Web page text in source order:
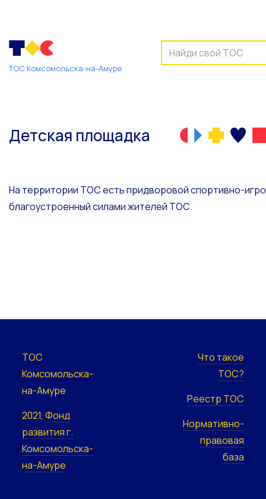
ТОС Комсомольска-на-Амуре
Детская площадка
На территории ТОС есть придворовой спортивно-
благоустроенный силами жителей ТОС.
ТОС
Комсомольска-
на-Амуре
2021,Фонд
развития г.
Комсомольска-
на-Амуре
Что такое
ТОС?
Реестр ТОС
Нормативно-
правовая
база